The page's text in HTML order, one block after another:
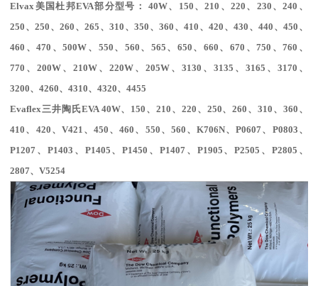
Elvax美国杜邦EVA部分型号： 40W、150、210、220、230、240、
250、250、260、265、310、350、360、410、420、430、440、450、
460、470、500W、550、560、565、650、660、670、750、760、
770、200W、210W、220W、205W、3130、3135、3165、3170、
3200、4260、4310、4320、4455
Evaflex三井陶氏EVA 40W、 150 、210 、 220 、 250、260 、310 、 360 、
410 、 420 、 V421 、450 、460 、 550 、 560 、K706N、P0607 、 P0803 、
P1207 、 P1403 、 P1405 、P1450 、 P1407 、 P1905 、P2505 、 P2805 、
2807、V5254